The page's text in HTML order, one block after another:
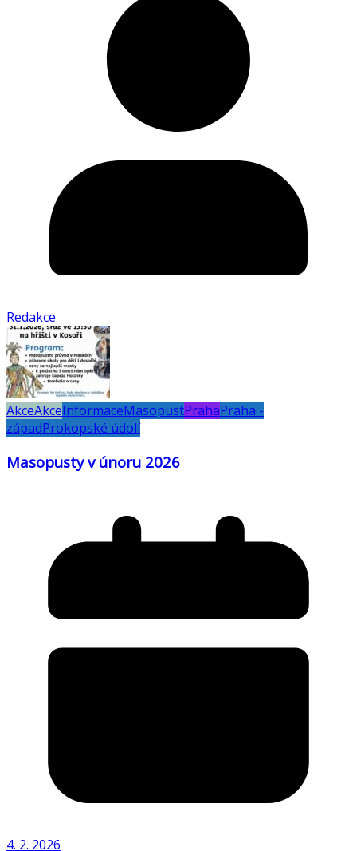
Redakce
AkceAkceInformaceMasopustPrahaPraha -
západProkopské údolí
Masopusty v únoru 2026
4. 2. 2026